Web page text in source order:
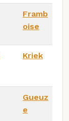
Framb
oise
Kriek
Gueuz
e